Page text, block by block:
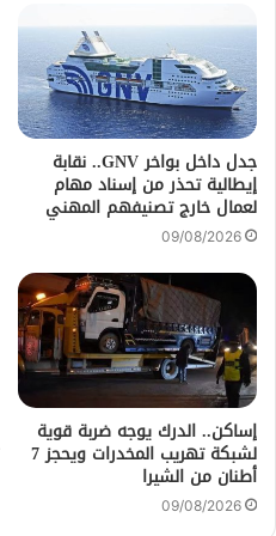
جدل داخل بواخر GNV.. نقابة
إيطالية تحذر من إسناد مهام
لعمال خارج تصنيفهم المهني
09/08/2026
إساكن.. الدرك يوجه ضربة قوية
لشبكة تهريب المخدرات ويحجز 7
أطنان من الشيرا
09/08/2026